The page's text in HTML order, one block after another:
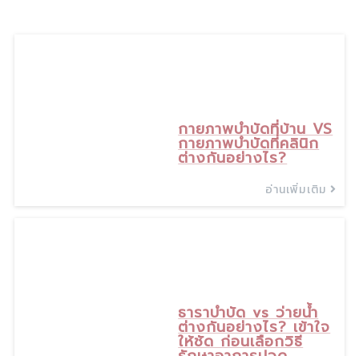
กายภาพบำบัดที่บ้าน VS
กายภาพบำบัดที่คลินิก
ต่างกันอย่างไร?
อ่านเพิ่มเติม
ธาราบำบัด vs ว่ายน้ำ
ต่างกันอย่างไร? เข้าใจ
ให้ชัด ก่อนเลือกวิธี